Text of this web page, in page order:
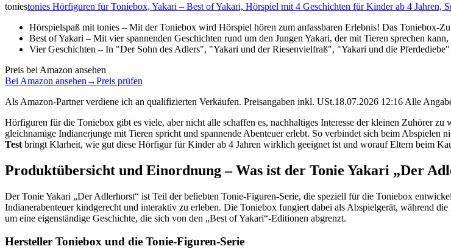
toniestonies Hörfiguren für Toniebox, Yakari – Best of Yakari, Hörspiel mit 4 Geschichten für Kinder ab 4 Jahren,
Hörspielspaß mit tonies – Mit der Toniebox wird Hörspiel hören zum anfassbaren Erlebnis! Das Toniebox-
Best of Yakari – Mit vier spannenden Geschichten rund um den Jungen Yakari, der mit Tieren sprechen
Vier Geschichten – In "Der Sohn des Adlers", "Yakari und der Riesenvielfraß", "Yakari und die
Preis bei Amazon ansehen
Bei Amazon ansehen →Preis prüfen
Als Amazon-Partner verdiene ich an qualifizierten Verkäufen. Preisangaben inkl. USt.18.07.2026 12:16 Alle
Hörfiguren für die Toniebox gibt es viele, aber nicht alle schaffen es, nachhaltiges Interesse der kleinen Zuhörer
gleichnamige Indianerjunge mit Tieren spricht und spannende Abenteuer erlebt. So verbindet sich beim Abspielen
Test bringt Klarheit, wie gut diese Hörfigur für Kinder ab 4 Jahren wirklich geeignet ist und worauf Eltern beim
Produktübersicht und Einordnung – Was ist der Tonie Yakari „Der
Der Tonie Yakari „Der Adlerhorst“ ist Teil der beliebten Tonie-Figuren-Serie, die speziell für die Toniebox
Indianerabenteuer kindgerecht und interaktiv zu erleben. Die Toniebox fungiert dabei als Abspielgerät, während
um eine eigenständige Geschichte, die sich von den „Best of Yakari“-Editionen abgrenzt.
Hersteller Toniebox und die Tonie-Figuren-Serie